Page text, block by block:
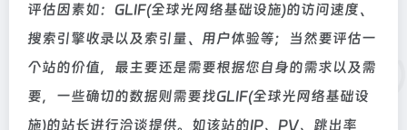
评估因素如：GLIF(全球光网络基础设施)的访问速度、
搜索引擎收录以及索引量、用户体验等；当然要评估一
个站的价值，最主要还是需要根据您自身的需求以及需
要，一些确切的数据则需要找GLIF(全球光网络基础设
施)的站长进行洽谈提供。如该站的IP、PV、跳出率